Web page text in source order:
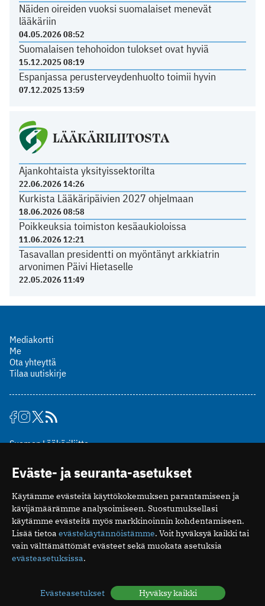
Näiden oireiden vuoksi suomalaiset menevät
lääkäriin
04.05.2026 08:52
Suomalaisen tehohoidon tulokset ovat hyviä
15.12.2025 08:19
Espanjassa perusterveydenhuolto toimii hyvin
07.12.2025 13:59
LÄÄKÄRILIITOSTA
Ajankohtaista yksityissektorilta
22.06.2026 14:26
Kurkista Lääkäripäivien 2027 ohjelmaan
18.06.2026 08:58
Poikkeuksia toimiston kesäaukioloissa
11.06.2026 12:21
Tasavallan presidentti on myöntänyt arkkiatrin
arvonimen Päivi Hietaselle
22.05.2026 11:49
Mediakortti
Me
Ota yhteyttä
Tilaa uutiskirje
Suomen Lääkäriliitto
00510 Helsinki
puh. (09) 393 091
toimitus@potilaanlaakarilehti.fi
ISSN 2323-9476
Eväste- ja seuranta-asetukset
Käytämme evästeitä käyttökokemuksen parantamiseen ja
kävijämäärämme analysoimiseen. Suostumuksellasi
käytämme evästeitä myös markkinoinnin kohdentamiseen.
Lisää tietoa evästekäytännöistämme. Voit hyväksyä kaikki tai
vain välttämättömät evästeet sekä muokata asetuksia
evästeasetuksissa.
Evästeasetukset Hyväksy kaikki